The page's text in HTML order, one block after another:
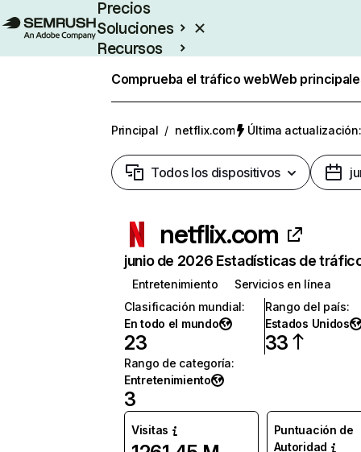
Precios
Soluciones
Recursos
Comprueba el tráfico webWeb
Principal / netflix.com Última
Todos los dispositivos
netflix.com
junio de 2026 Estadísticas de
Entretenimiento
Servicios en línea
Clasificación mundial:
En todo el mundo
23
Rango del país:
Estados Unidos
33
Rango de categoría:
Entretenimiento
3
Visitas
Puntuación de
Autoridad